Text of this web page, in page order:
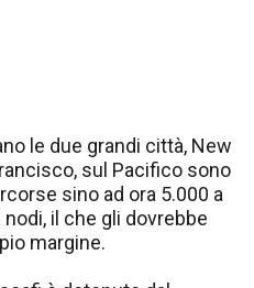
le due grandi città, New
sul Pacifico sono
sino ad ora 5.000 a
il che gli dovrebbe
margine.